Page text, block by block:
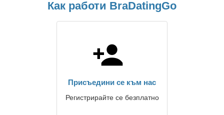
Как работи BraDatingGo
Присъедини се към нас
Регистрирайте се безплатно